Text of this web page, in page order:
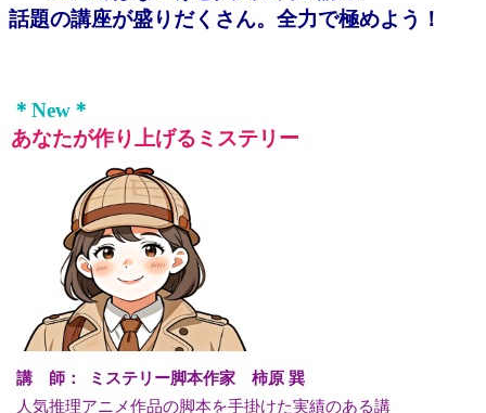
話題の講座が盛りだくさん。全力で極めよう！
＊New＊
あなたが作り上げるミステリー
講 師：
ミステリー脚本作家 柿原 巽
人気推理アニメ作品の脚本を手掛けた実績のある講